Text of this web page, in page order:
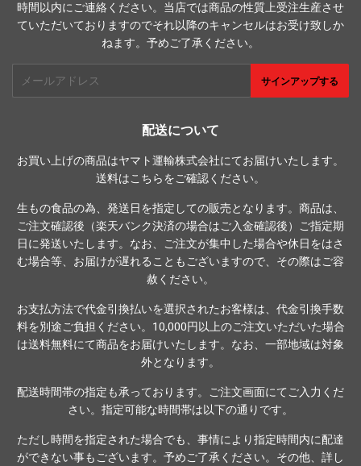
時間以内にご連絡ください。当店では商品の性質上受注生産させ
ていただいておりますのでそれ以降のキャンセルはお受け致しか
ねます。予めご了承ください。
レ
サインアップする
配送について
お買い上げの商品はヤマト運輸株式会社にてお届けいたします。
送料はこちらをご確認ください。
生もの食品の為、発送日を指定しての販売となります。商品は、
ご注文確認後（楽天バンク決済の場合はご入金確認後）ご指定期
日に発送いたします。なお、ご注文が集中した場合や休日をはさ
む場合等、お届けが遅れることもございますので、その際はご容
赦ください。
お支払方法で代金引換払いを選択されたお客様は、代金引換手数
料を別途ご負担ください。10,000円以上のご注文いただいた場合
は送料無料にて商品をお届けいたします。なお、一部地域は対象
外となります。
配送時間帯の指定も承っております。ご注文画面にてご入力くだ
さい。指定可能な時間帯は以下の通りです。
ただし時間を指定された場合でも、事情により指定時間内に配達
ができない事もございます。予めご了承ください。その他、詳し